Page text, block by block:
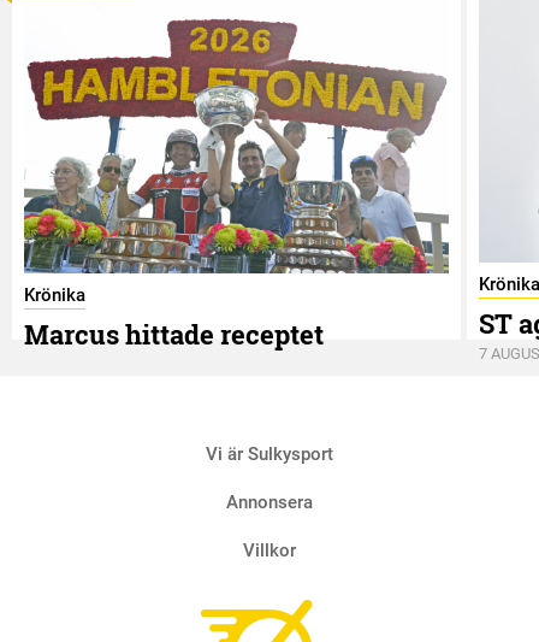
Krönika
Marcus hittade receptet
Krönika
ST
7
Vi är Sulkysport
Annonsera
Villkor